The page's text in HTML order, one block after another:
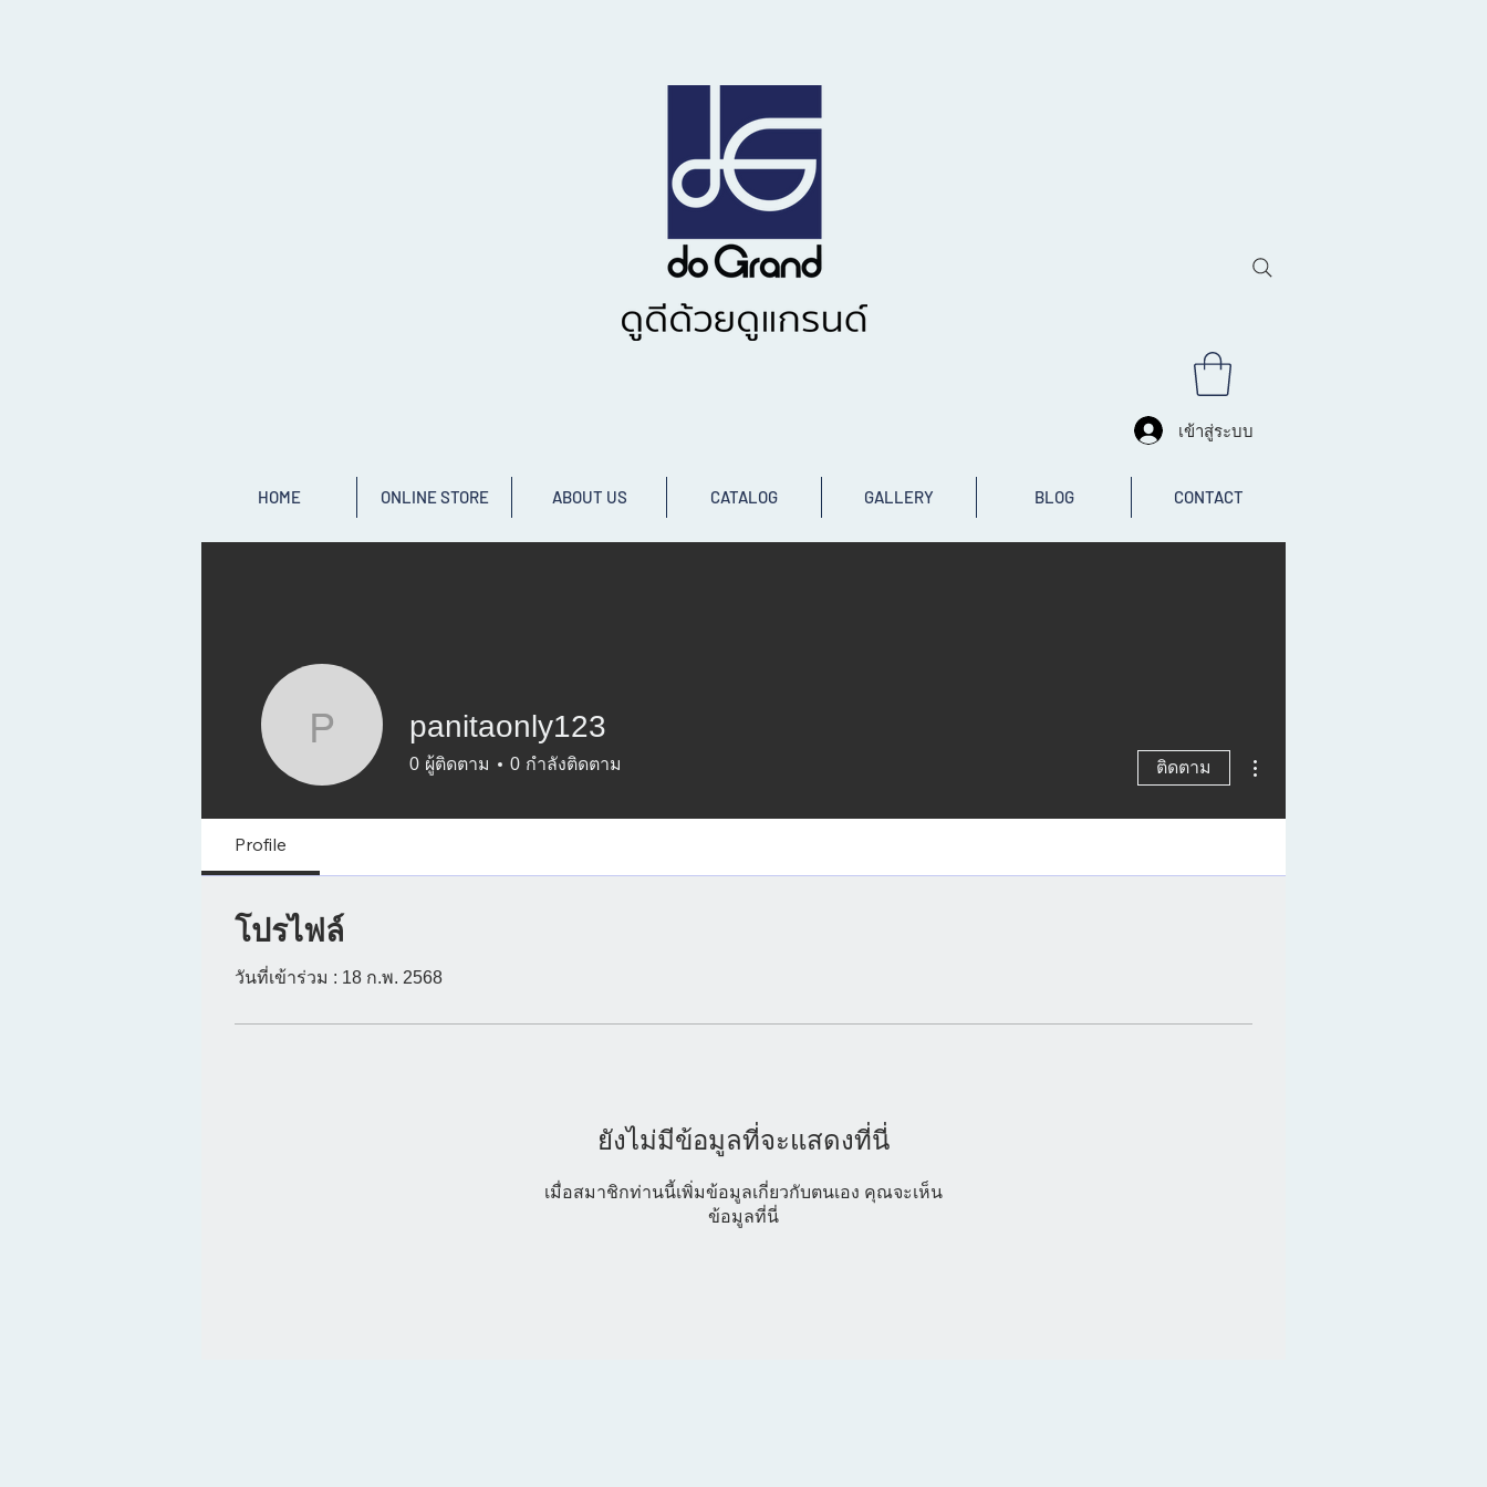
เข้าสู่ระบบ
HOME ONLINE STORE ABOUT US CATALOG GALLERY BLOG CONTACT
panitaonly123
panitaonly123
0 ผู้ติดตาม 0 กำลังติดตาม ติดตาม
Profile
โปรไฟล์
วันที่เข้าร่วม : 18 ก.พ. 2568
ยังไม่มีข้อมูลที่จะแสดงที่นี่
เมื่อสมาชิกท่านนี้เพิ่มข้อมูลเกี่ยวกับตนเอง คุณจะเห็น
ข้อมูลที่นี่